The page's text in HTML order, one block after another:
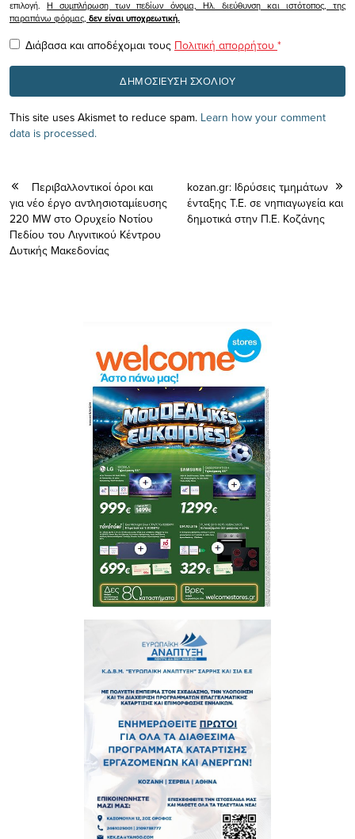
επιλογή.Η συμπλήρωση των πεδίων όνομα, Ηλ. διεύθυνση και ιστότοπος, της
παραπάνω φόρμας, δεν είναι υποχρεωτική.
Διάβασα και αποδέχομαι τους Πολιτική απορρήτου *
This site uses Akismet to reduce spam. Learn how your comment
data is processed.
Περιβαλλοντικοί όροι και
για νέο έργο αντλησιοταμίευσης
220 MW στο Ορυχείο Νοτίου
Πεδίου του Λιγνιτικού Κέντρου
Δυτικής Μακεδονίας
kozan.gr: Ιδρύσεις τμημάτων
ένταξης Τ.Ε. σε νηπιαγωγεία και
δημοτικά στην Π.Ε. Κοζάνης